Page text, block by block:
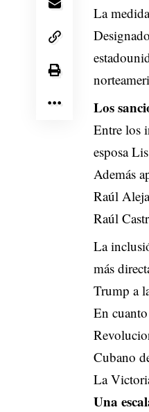
La
Los
Entre los
esposa
Además
Raúl
Raúl
La
más
Trump a
En
Cubano
La
Una